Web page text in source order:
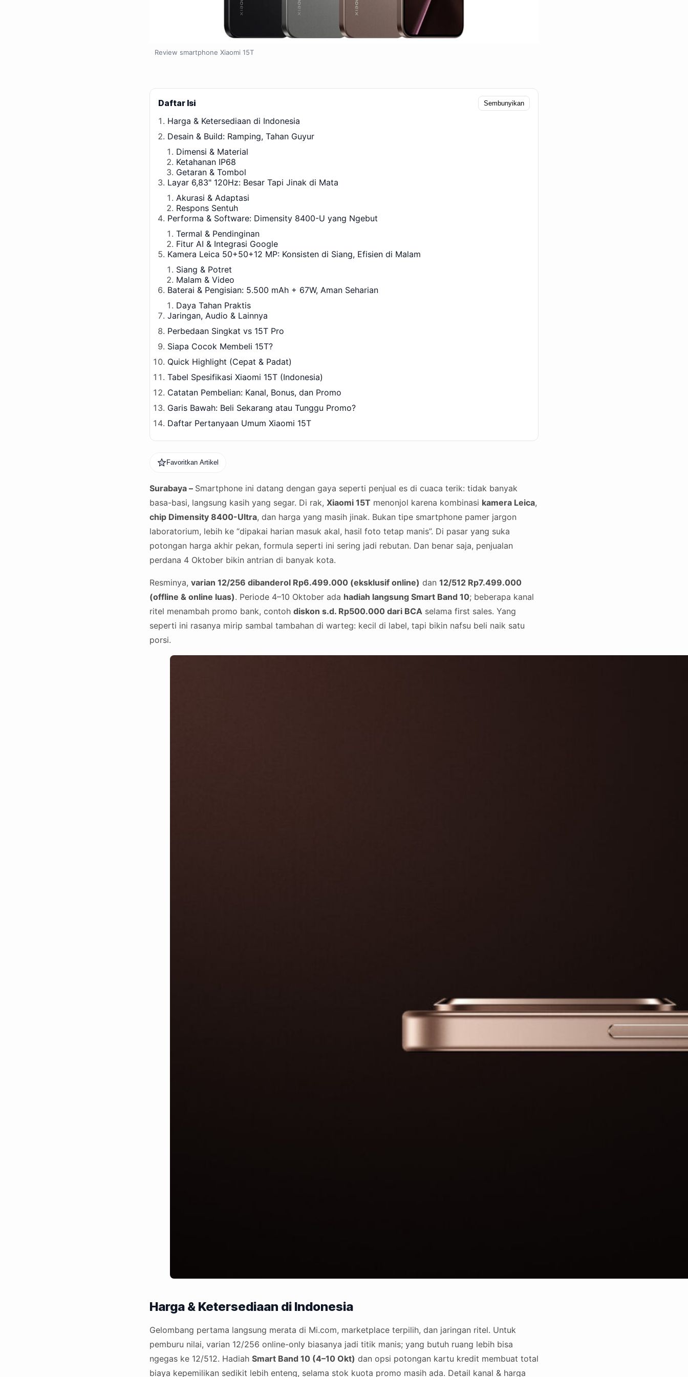
Review smartphone Xiaomi 15T
Daftar Isi Sembunyikan
Harga & Ketersediaan di Indonesia
Desain & Build: Ramping, Tahan Guyur
Dimensi & Material
Ketahanan IP68
Getaran & Tombol
Layar 6,83" 120Hz: Besar Tapi Jinak di Mata
Akurasi & Adaptasi
Respons Sentuh
Performa & Software: Dimensity 8400-U yang Ngebut
Termal & Pendinginan
Fitur AI & Integrasi Google
Kamera Leica 50+50+12 MP: Konsisten di Siang, Efisien di Malam
Siang & Potret
Malam & Video
Baterai & Pengisian: 5.500 mAh + 67W, Aman Seharian
Daya Tahan Praktis
Jaringan, Audio & Lainnya
Perbedaan Singkat vs 15T Pro
Siapa Cocok Membeli 15T?
Quick Highlight (Cepat & Padat)
Tabel Spesifikasi Xiaomi 15T (Indonesia)
Catatan Pembelian: Kanal, Bonus, dan Promo
Garis Bawah: Beli Sekarang atau Tunggu Promo?
Daftar Pertanyaan Umum Xiaomi 15T
Favoritkan Artikel
Surabaya – Smartphone ini datang dengan gaya seperti penjual es di cuaca terik: tidak banyak
basa-basi, langsung kasih yang segar. Di rak, Xiaomi 15T menonjol karena kombinasi kamera Leica,
chip Dimensity 8400-Ultra, dan harga yang masih jinak. Bukan tipe smartphone pamer jargon
laboratorium, lebih ke “dipakai harian masuk akal, hasil foto tetap manis”. Di pasar yang suka
potongan harga akhir pekan, formula seperti ini sering jadi rebutan. Dan benar saja, penjualan
perdana 4 Oktober bikin antrian di banyak kota.
Resminya, varian 12/256 dibanderol Rp6.499.000 (eksklusif online) dan 12/512 Rp7.499.000
(offline & online luas). Periode 4–10 Oktober ada hadiah langsung Smart Band 10; beberapa kanal
ritel menambah promo bank, contoh diskon s.d. Rp500.000 dari BCA selama first sales. Yang
seperti ini rasanya mirip sambal tambahan di warteg: kecil di label, tapi bikin nafsu beli naik satu
porsi.
Harga & Ketersediaan di Indonesia
Gelombang pertama langsung merata di Mi.com, marketplace terpilih, dan jaringan ritel. Untuk
pemburu nilai, varian 12/256 online-only biasanya jadi titik manis; yang butuh ruang lebih bisa
ngegas ke 12/512. Hadiah Smart Band 10 (4–10 Okt) dan opsi potongan kartu kredit membuat total
biaya kepemilikan sedikit lebih enteng, selama stok kuota promo masih ada. Detail kanal & harga